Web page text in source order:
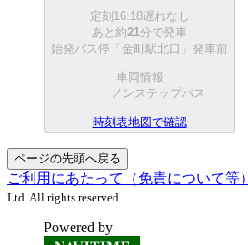
定刻 16:18遅れなし
あと約21分で発車
始発バス停「金町駅北口」発車前
車両情報
ノンステップバス
時刻表地図で確認
ページの先頭へ戻る
ご利用にあたって（免責について等）
Ltd. All rights reserved.
Powered by